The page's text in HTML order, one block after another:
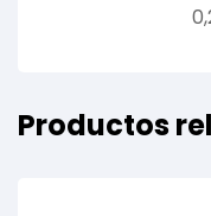
Productos